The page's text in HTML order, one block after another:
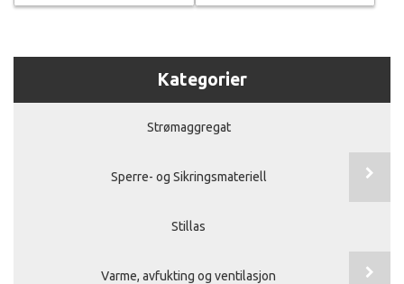
Kategorier
Strømaggregat
Sperre- og Sikringsmateriell
Stillas
Varme, avfukting og ventilasjon